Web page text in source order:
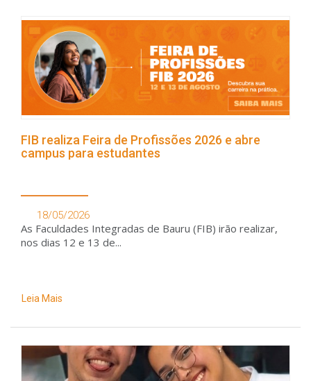
FIB realiza Feira de Profissões 2026 e abre
campus para estudantes
18/05/2026
As Faculdades Integradas de Bauru (FIB) irão realizar,
nos dias 12 e 13 de...
Leia Mais